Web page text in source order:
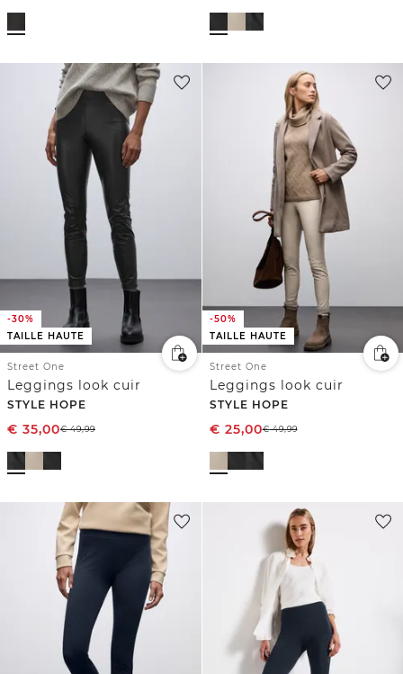
-30%
TAILLE HAUTE
Street One
Leggings look cuir
STYLE HOPE
€ 35,00€49,99
-50%
TAILLE HAUTE
Street One
Leggings look cuir
STYLE HOPE
€ 25,00€49,99